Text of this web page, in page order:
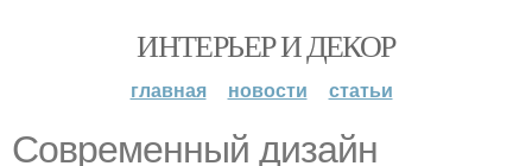
ИНТЕРЬЕР И ДЕКОР
главная новости статьи
Современный дизайн